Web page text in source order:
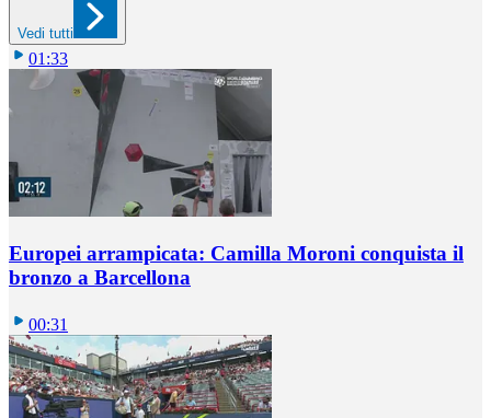
Vedi tutti
01:33
Europei arrampicata: Camilla Moroni conquista il
bronzo a Barcellona
00:31